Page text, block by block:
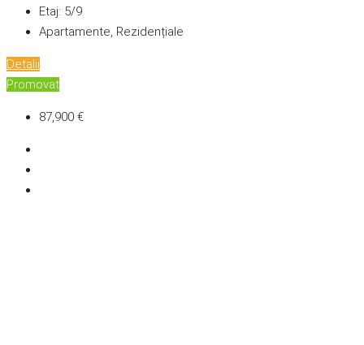
Etaj: 5/9
Apartamente, Rezidențiale
Detalii
Promovat
87,900 €